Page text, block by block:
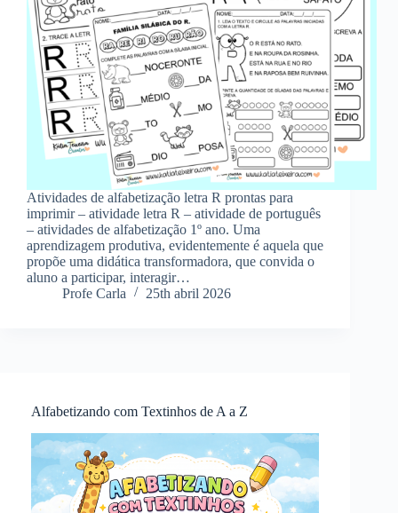
Atividades de alfabetização letra R prontas para
imprimir – atividade letra R – atividade de português
– atividades de alfabetização 1º ano. Uma
aprendizagem produtiva, evidentemente é aquela que
propõe uma didática transformadora, que convida o
aluno a participar, interagir…
Profe Carla
25th abril 2026
Alfabetizando com Textinhos de A a Z